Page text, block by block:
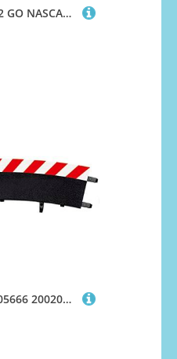
Carrera - 20064272 GO NASCAR Camaro NextGen ZL1 Hendrick Motorsports, William Byron, No.24 | Maßstab 1:43 Slotcar | Kompatibel mit GO, GO Plus & Battery | Authentisches Design
Carrera 4007486205666 20020566-Außenrandstreifen Steilkurve 3/30° (6), Endstücke (2)